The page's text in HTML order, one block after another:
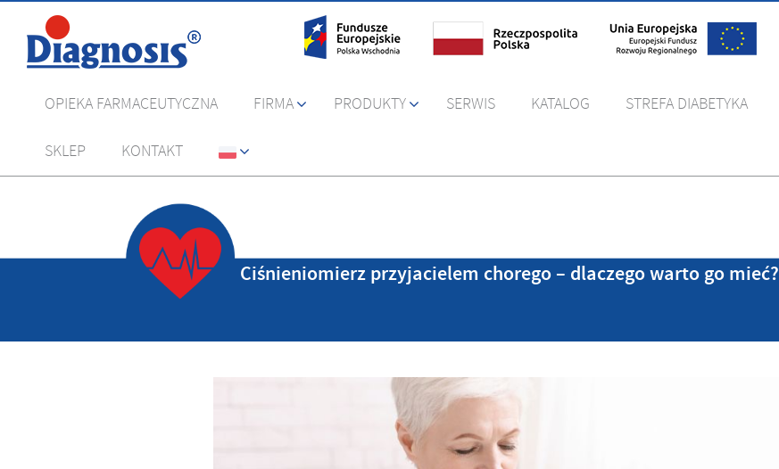
OPIEKA FARMACEUTYCZNA FIRMA PRODUKTY SERWIS KATALOG STREFA DIABETYKA
SKLEP KONTAKT
Ciśnieniomierz przyjacielem chorego – dlaczego warto go mieć?